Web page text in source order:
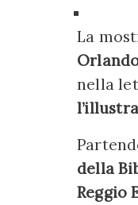
La
nella
della
Reggio